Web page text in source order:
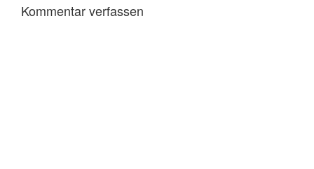
Kommentar verfassen